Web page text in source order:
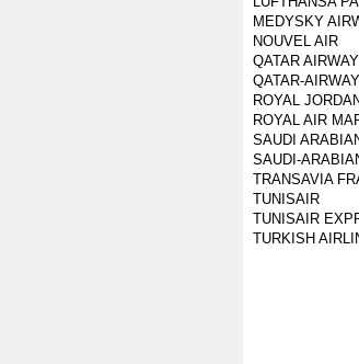
MEDYSKY
NOUVEL AIR
QATAR
QATAR-
ROYAL
ROYAL AIR
SAUDI
SAUDI-
TRANSAVIA
TUNISAIR
TUNISAIR
TURKISH